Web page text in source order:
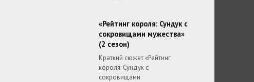
«Рейтинг короля: Сундук с
сокровищами мужества»
(2 сезон)
Краткий сюжет «Рейтинг
короля: Сундук с
сокровищами